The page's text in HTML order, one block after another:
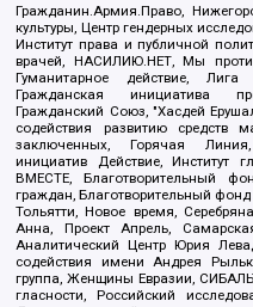
Гражданин.Армия.Право,
культуры, Центр гендерных
Институт права и публичной
врачей, НАСИЛИЮ.НЕТ, Мы
Гуманитарное действие, Лига
Гражданская инициатива
Гражданский Союз, "Хасдей
содействия развитию средств
заключенных, Горячая
инициатив Действие, Институт
ВМЕСТЕ, Благотворительный
граждан, Благотворительный
Тольятти, Новое время,
Анна, Проект Апрель,
Аналитический Центр Юрия
содействия имени Андрея
группа, Женщины Евразии,
гласности, Российский